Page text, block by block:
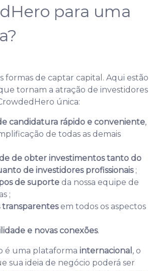
para uma
formas de captar capital. Aqui estão
tornam a atração de investidores
única:
candidatura rápido e conveniente,
de todas as demais
de obter investimentos tanto do
de investidores profissionais;
de suporte da nossa equipe de
;
transparentesem todos os aspectos
e novas conexões.
é uma plataforma internacional , o
sua ideia de negócio poderá ser